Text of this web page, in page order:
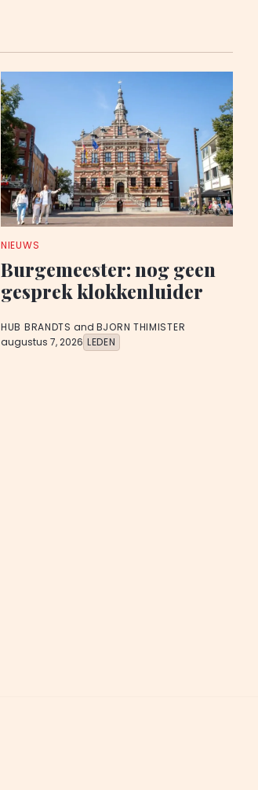
NIEUWS
Burgemeester: nog geen
gesprek klokkenluider
HUB BRANDTS and BJORN THIMISTER
augustus 7, 2026 LEDEN